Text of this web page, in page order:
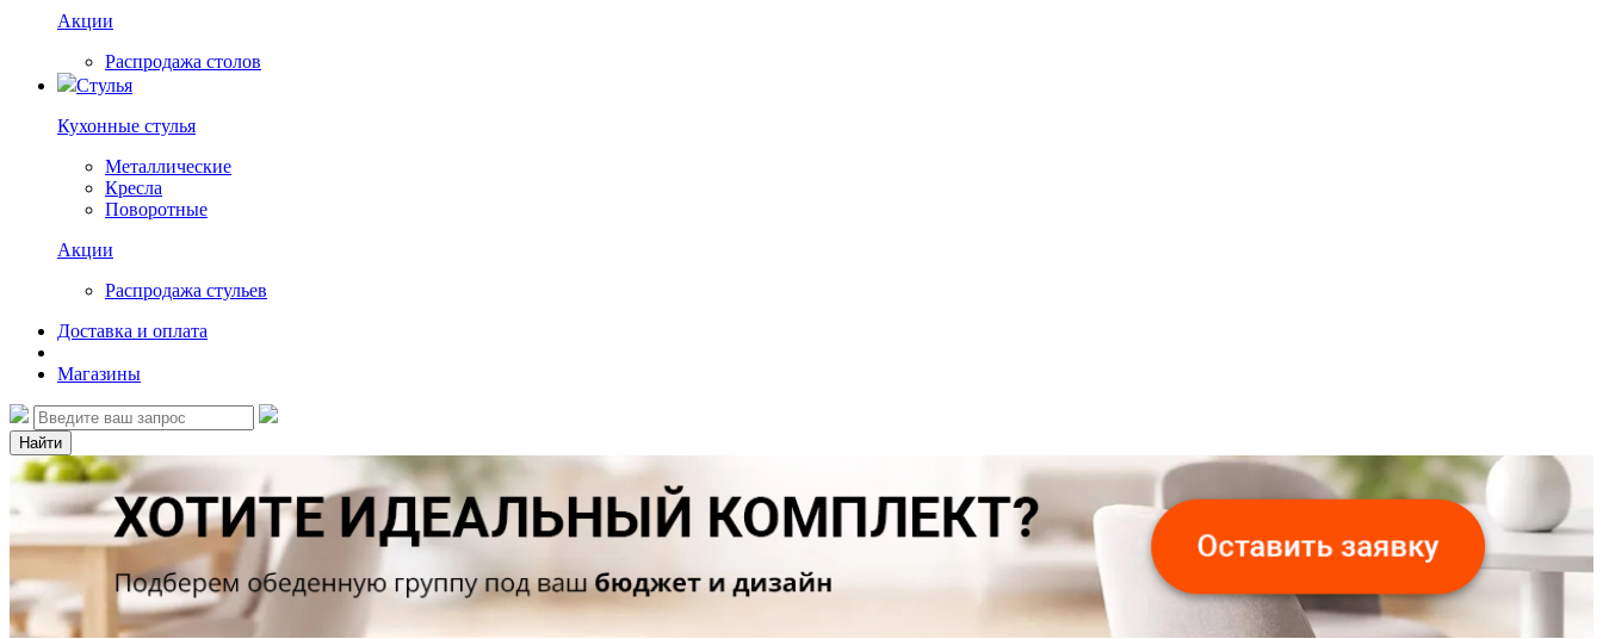
Акции
Распродажа столов
Стулья
Кухонные стулья
Металлические
Кресла
Поворотные
Акции
Распродажа стульев
Доставка и оплата
Магазины
Найти